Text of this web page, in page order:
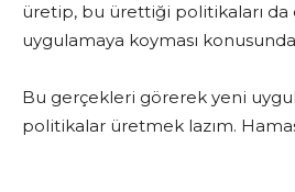
üretip, bu ürettiği politikaları
uygulamaya koyması
Bu gerçekleri görerek yeni
politikalar üretmek lazım.